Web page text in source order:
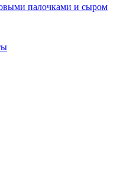
палочками и сыром